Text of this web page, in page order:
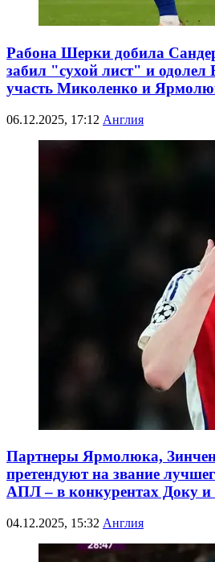
Рабона Шерки добила
забил "сухой лист" и одолел
участь Миколенко и
06.12.2025, 17:12 Англия
Партнеры Ярмолюка,
претендуют на звание
АПЛ – в конкурентах Доку и
04.12.2025, 15:32 Англия